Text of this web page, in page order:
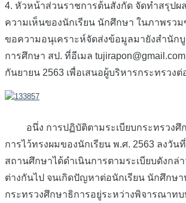
4. หัวหน้าส่วนราชการต้นสังกัด จัดทำสรุปผ
ความเห็นของนักเรียน นักศึกษา ในภาพรว
ขอความอนุเคราะห์จัดส่งข้อมูลมายังสำนัก
การศึกษา สป. ที่อีเมล
กันยายน 2563 เพื่อเสนอผู้บริหารกระทรวงต่
อนึ่ง การปฏิบัติตามระเบียบกระทรวงศึก
การไว้ทรงผมของนักเรียน พ.ศ. 2563 ลงวัน
สถานศึกษาได้ดำเนินการตามระเบียบดังกล่
ต่างกันไป จนเกิดปัญหาต่อนักเรียน นักศึกษา
กระทรวงศึกษาธิการอยู่ระหว่างพิจารณาทบ